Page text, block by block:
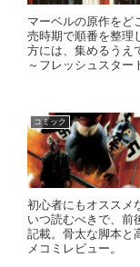
マーベルの原作をど
売時期で順番を整理
方には、集めるうえ
～フレッシュスター
コミック
初心者にもオススメ
いつ読むべきで、前
記載。骨太な脚本と
メコミレビュー。